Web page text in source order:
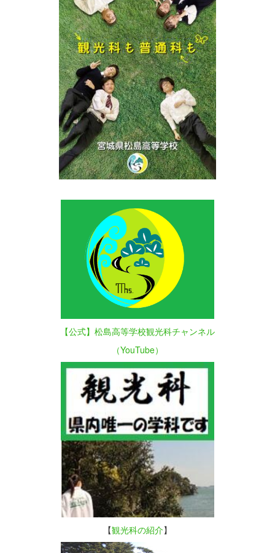
【公式】松島高等学校観光科チャンネル
（YouTube）
【観光科の紹介】